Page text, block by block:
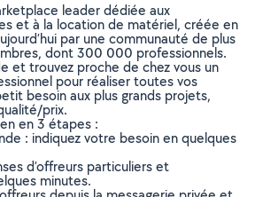
leader dédiée aux
et à la location de matériel, créée en
par une communauté de plus
dont 300 000 professionnels.
et trouvez proche de chez vous un
pour réaliser toutes vos
besoin aux plus grands projets,
prix.
en 3 étapes :
: indiquez votre besoin en quelques
d’offreurs particuliers et
minutes.